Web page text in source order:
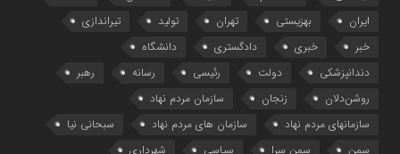
ایران
بهزیستی تهران تولید
تیراندازی
خبر
خبری دادگستری
دانشگاه
دندانپزشکی
دولت رئیسی رسانه
رهبر
روشن‌دلان
زنجان
سازمان مردم نهاد
سازمانهای مردم نهاد
سازمان های مردم نهاد
سبحانی نیا
سمن
سمن سرا سیاسی شهرداری